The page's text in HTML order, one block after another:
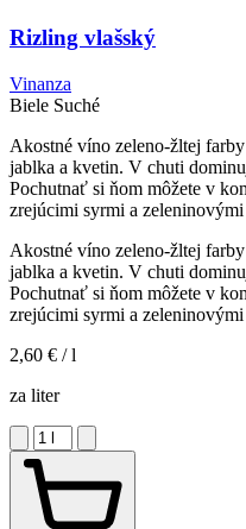
Rizling vlašský
Vinanza
Biele Suché
Akostné víno zeleno-žltej
jablka a kvetin. V chuti
Pochutnať si ňom môžete v
zrejúcimi syrmi a zeleninovými
Akostné víno zeleno-žltej
jablka a kvetin. V chuti
Pochutnať si ňom môžete v
zrejúcimi syrmi a zeleninovými
2,60 € / l
za liter